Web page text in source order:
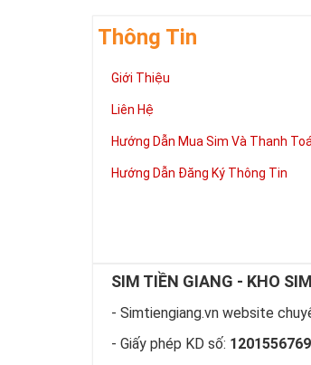
Thông Tin
Giới Thiệu
Liên Hệ
Hướng Dẫn Mua Sim Và Thanh
Hướng Dẫn Đăng Ký Thông Tin
SIM TIỀN GIANG - KHO
- Simtiengiang.vn website
- Giấy phép KD số: 1201556769